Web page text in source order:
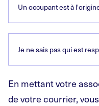
Un occupant est à
Je ne sais pas qui est
En mettant votre
de votre courrier,